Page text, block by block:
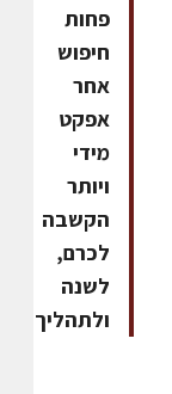
פחות
חיפוש
אחר
אפקט
מידי
ויותר
הקשבה
לכרם,
לשנה
ולתהליך